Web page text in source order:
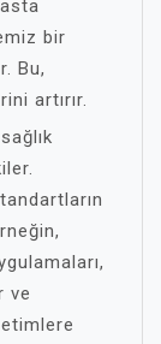
bir
Bu,
artırır.
ve